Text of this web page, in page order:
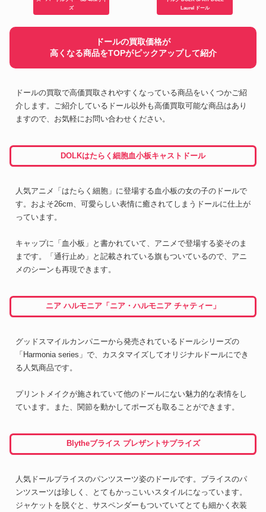
ズ
Laurel ドール
ドールの買取価格が
高くなる商品をTOPがピックアップして紹介
ドールの買取で高価買取されやすくなっている商品をいくつかご紹
介します。ご紹介しているドール以外も高価買取可能な商品はあり
ますので、お気軽にお問い合わせください。
DOLKはたらく細胞血小板キャストドール
人気アニメ「はたらく細胞」に登場する血小板の女の子のドールで
す。およそ26cm、可愛らしい表情に癒されてしまうドールに仕上が
っています。
キャップに「血小板」と書かれていて、アニメで登場する姿そのま
まです。「通行止め」と記載されている旗もついているので、アニ
メのシーンも再現できます。
ニア ハルモニア「ニア・ハルモニア チャティー」
グッドスマイルカンパニーから発売されているドールシリーズの
「Harmonia series」で、カスタマイズしてオリジナルドールにでき
る人気商品です。
プリントメイクが施されていて他のドールにない魅力的な表情をし
ています。また、関節を動かしてポーズも取ることができます。
Blytheブライス プレザントサプライズ
人気ドールブライスのパンツスーツ姿のドールです。ブライスのパ
ンツスーツは珍しく、とてもかっこいいスタイルになっています。
ジャケットを脱ぐと、サスペンダーもついていてとても細かく衣装